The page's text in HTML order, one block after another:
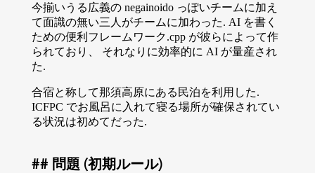
今揃いうる広義の negainoido っぽいチームに加え
て面識の無い三人がチームに加わった. AI を書く
ための便利フレームワーク.cpp が彼らによって作
られており、 それなりに効率的に AI が量産され
た.
合宿と称して那須高原にある民泊を利用した.
ICFPC でお風呂に入れて寝る場所が確保されてい
る状況は初めてだった.
問題 (初期ルール)